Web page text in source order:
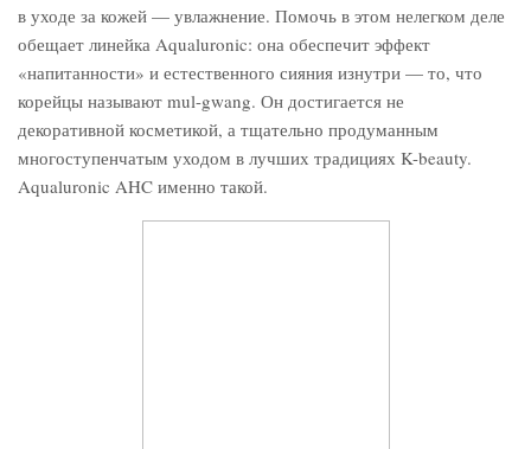
в уходе за кожей — увлажнение. Помочь в этом нелегком деле
обещает линейка Aqualuronic: она обеспечит эффект
«напитанности» и естественного сияния изнутри — то, что
корейцы называют mul-gwang. Он достигается не
декоративной косметикой, а тщательно продуманным
многоступенчатым уходом в лучших традициях K-beauty.
Aqualuronic AHC именно такой.